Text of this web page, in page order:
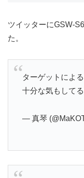
ツイッターにGSW-
た。
ターゲットによ
十分な気もして
— 真琴